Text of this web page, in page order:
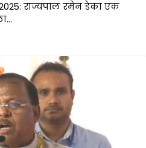
राज्यपाल रमेन डेका एक